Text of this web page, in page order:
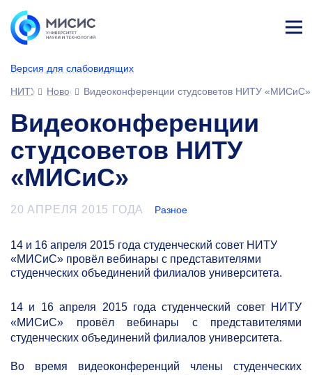
Версия для слабовидящих
ине
НИТУ МИСИС
НовостиВидеоконференции студсоветов НИТУ «МИСиС»
Видеоконференции
студсоветов НИТУ
«МИСиС»
20 АПРЕЛЯ 2015 ГОДА Разное
14 и 16 апреля 2015 года студенческий совет НИТУ
«МИСиС» провёл вебинары с представителями
студенческих объединений филиалов университета.
14 и 16 апреля 2015 года студенческий совет НИТУ
«МИСиС» провёл вебинары с представителями
студенческих объединений филиалов университета.
Во время видеоконференций члены студенческих